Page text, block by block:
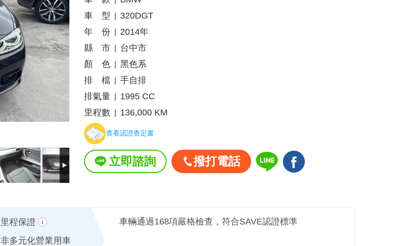
車 型
320DGT
年 份
2014年
縣 市
台中市
顏 色
黑色系
排 檔
手自排
排氣量
1995 CC
里程數
136,000 KM
查看認證查定書
立即諮詢 撥打電話
里程保證
非多元化營業用車
車輛通過168項嚴格檢查，符合SAVE認證標準